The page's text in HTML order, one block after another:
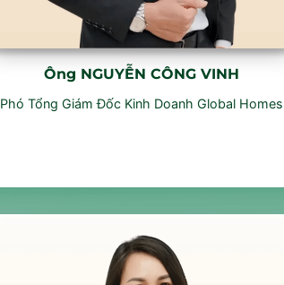
Ông NGUYỄN CÔNG VINH
Phó Tổng Giám Đốc Kinh Doanh Global Homes